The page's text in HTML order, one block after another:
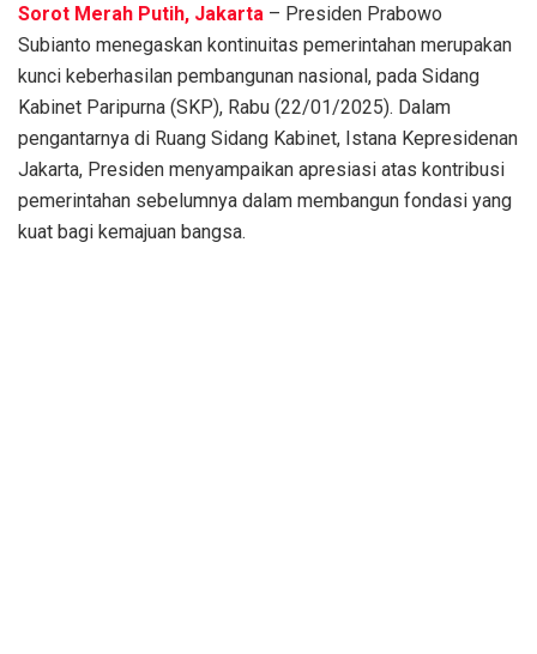
Sorot Merah Putih, Jakarta – Presiden Prabowo
Subianto menegaskan kontinuitas pemerintahan merupakan
kunci keberhasilan pembangunan nasional, pada Sidang
Kabinet Paripurna (SKP), Rabu (22/01/2025). Dalam
pengantarnya di Ruang Sidang Kabinet, Istana Kepresidenan
Jakarta, Presiden menyampaikan apresiasi atas kontribusi
pemerintahan sebelumnya dalam membangun fondasi yang
kuat bagi kemajuan bangsa.